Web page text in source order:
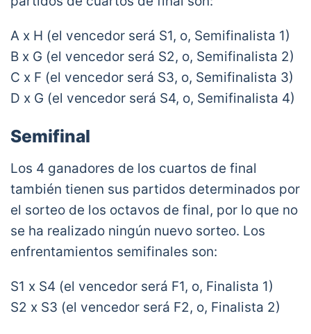
A x H (el vencedor será S1, o, Semifinalista 1)
B x G (el vencedor será S2, o, Semifinalista 2)
C x F (el vencedor será S3, o, Semifinalista 3)
D x G (el vencedor será S4, o, Semifinalista 4)
Semifinal
Los 4 ganadores de los cuartos de final
también tienen sus partidos determinados por
el sorteo de los octavos de final, por lo que no
se ha realizado ningún nuevo sorteo. Los
enfrentamientos semifinales son:
S1 x S4 (el vencedor será F1, o, Finalista 1)
S2 x S3 (el vencedor será F2, o, Finalista 2)